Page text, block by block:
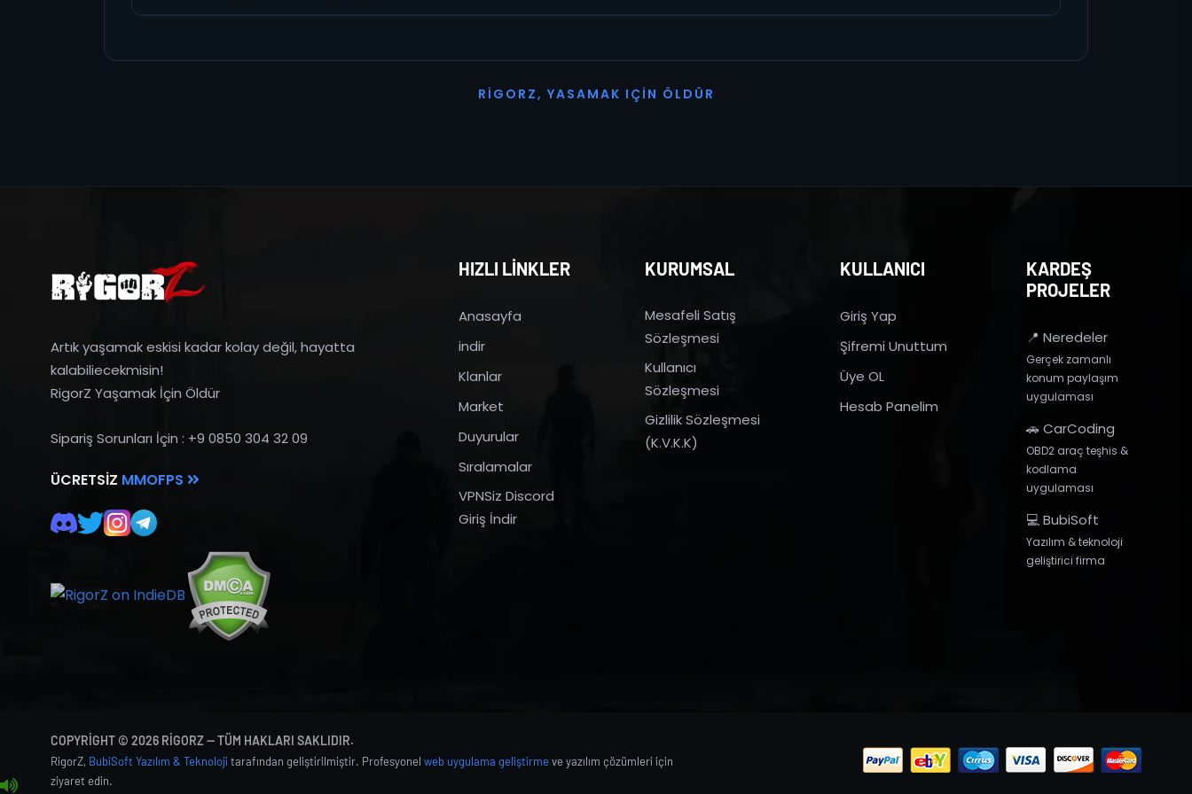
R I G O R Z, YASAMAK I ÇI N Ö L D Ü R
Artık yaşamak eskisi kadar kolay değil, hayatta
kalabiliecekmisin!
RigorZ Yaşamak İçin Öldür
Sipariş Sorunları İçin : +9 0850 304 32 09
ÜCRETSIZ MMOFPS
HIZLI LİNKLER
Anasayfa
indir
Klanlar
Market
Duyurular
Sıralamalar
VPNSiz Discord
Giriş İndir
KURUMSAL
Mesafeli Satış
Sözleşmesi
Kullanıcı
Sözleşmesi
Gizlilik Sözleşmesi
(K.V.K.K)
KULLANICI
Giriş Yap
Şifremi Unuttum
Üye OL
Hesab Panelim
KARDEŞ
PROJELER
📍 Neredeler
Gerçek zamanlı
konum paylaşım
uygulaması
🚗 CarCoding
OBD2 araç teşhis &
kodlama
uygulaması
💻 BubiSoft
Yazılım & teknoloji
geliştirici firma
COPYRIGHT © 2026 RIGORZ — TÜM HAKLARI SAKLIDIR.
RigorZ, BubiSoft Yazılım & Teknoloji tarafından geliştirilmiştir. Profesyonel web uygulama geliştirmeve yazılım çözümleri için
ziyaret edin.